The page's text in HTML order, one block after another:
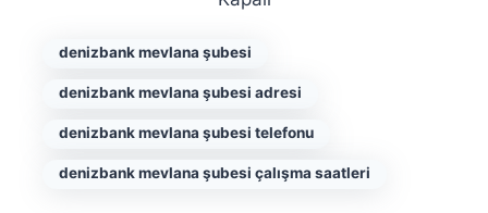
denizbank mevlana şubesi
denizbank mevlana şubesi adresi
denizbank mevlana şubesi telefonu
denizbank mevlana şubesi çalışma saatleri